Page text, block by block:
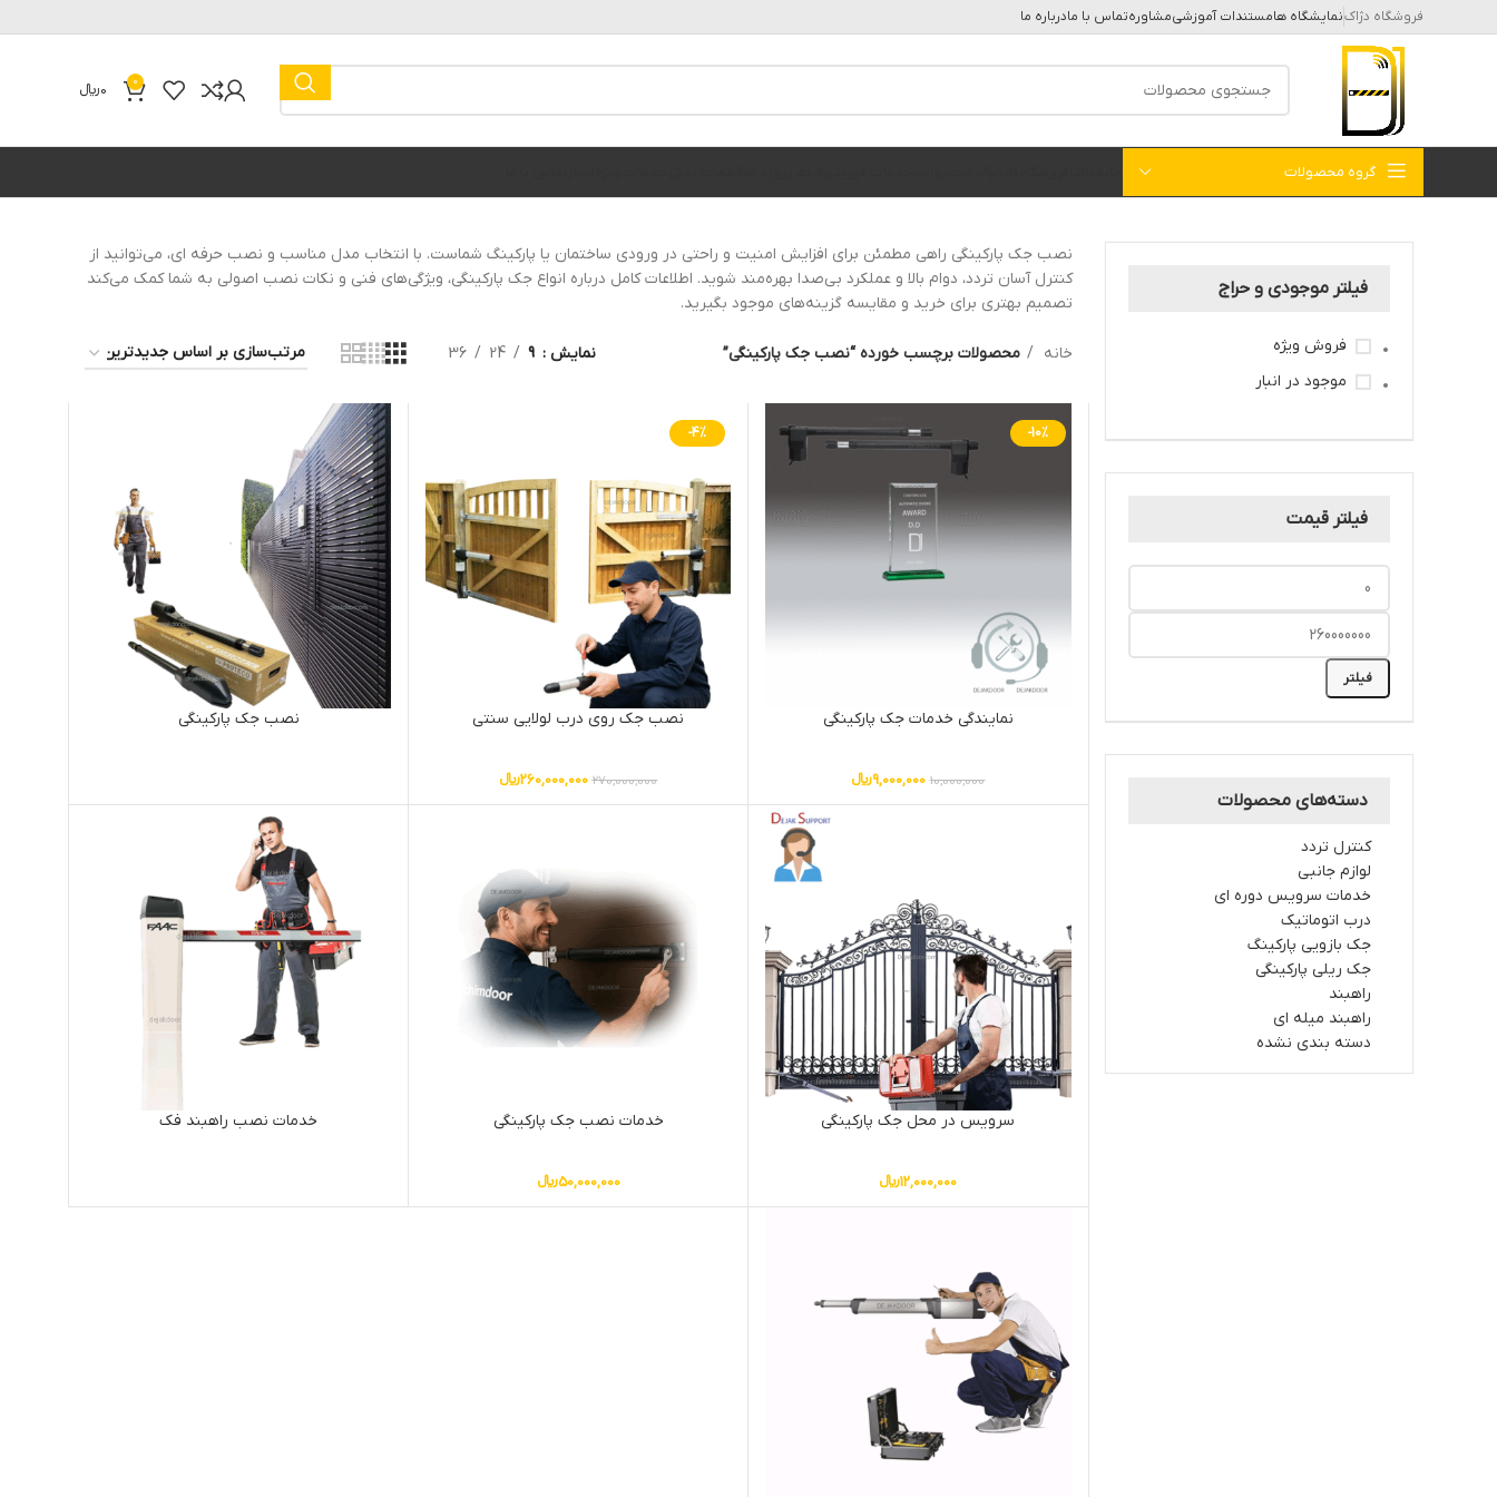
فروشگاه دژاکنمایشگاه هامستندات آموزشیمشاورهتماس با مادرباره ما
0
0﷼
گروه محصولات
فیلتر موجودی و حراج
فروش ویژه
موجود در انبار
فیلتر قیمت
فیلتر
دسته‌های محصولات
کنترل تردد
لوازم جانبی
خدمات سرویس دوره ای
درب اتوماتیک
جک بازویی پارکینگ
جک ریلی پارکینگی
راهبند
راهبند میله ای
دسته بندی نشده
نصب جک پارکینگی راهی مطمئن برای افزایش امنیت و راحتی در ورودی ساختمان یا پارکینگ شماست. با انتخاب مدل مناسب و نصب حرفه ای، می‌توانید از
کنترل آسان تردد، دوام بالا و عملکرد بی‌صدا بهره‌مند شوید. اطلاعات کامل درباره انواع جک پارکینگی، ویژگی‌های فنی و نکات نصب اصولی به شما کمک می‌کند
تصمیم بهتری برای خرید و مقایسه گزینه‌های موجود بگیرید.
خانه محصولات برچسب خورده “نصب جک پارکینگی” نمایش 9
24
36
-10%
نمایندگی خدمات جک پارکینگی
10,000,000
9,000,000﷼
-4%
نصب جک روی درب لولایی سنتی
270,000,000
260,000,000﷼
نصب جک پارکینگی
سرویس در محل جک پارکینگی
12,000,000﷼
خدمات نصب جک پارکینگی
50,000,000﷼
خدمات نصب راهبند فک